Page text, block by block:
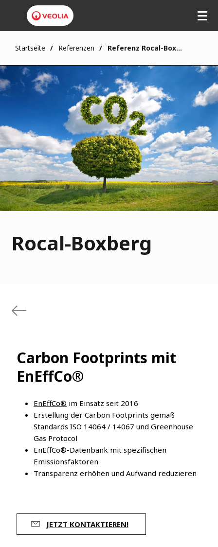
Startseite Referenzen Referenz Rocal-Boxberg GmbH & Co. Anhydritproduktion KG
Rocal-Boxberg
Carbon Footprints mit
EnEffCo®
EnEffCo® im Einsatz seit 2016
Erstellung der Carbon Footprints gemäß
Standards ISO 14064 / 14067 und Greenhouse
Gas Protocol
EnEffCo®-Datenbank mit spezifischen
Emissionsfaktoren
Transparenz erhöhen und Aufwand reduzieren
JETZT KONTAKTIEREN!